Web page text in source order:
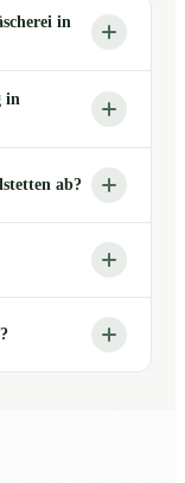
in
in
ab?